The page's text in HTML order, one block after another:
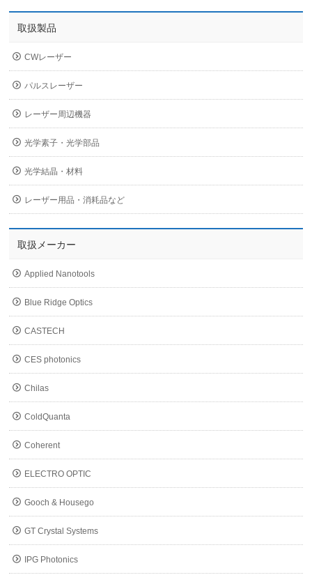
取扱製品
CWレーザー
パルスレーザー
レーザー周辺機器
光学素子・光学部品
光学結晶・材料
レーザー用品・消耗品など
取扱メーカー
Applied Nanotools
Blue Ridge Optics
CASTECH
CES photonics
Chilas
ColdQuanta
Coherent
ELECTRO OPTIC
Gooch & Housego
GT Crystal Systems
IPG Photonics